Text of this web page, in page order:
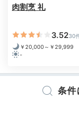
地下2階の「スパ
肉割烹 礼
3.5230
￥20,000～￥29,999
-
条件